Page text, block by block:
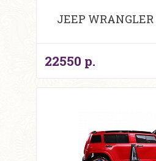
JEEP WRANGLER
22550 р.